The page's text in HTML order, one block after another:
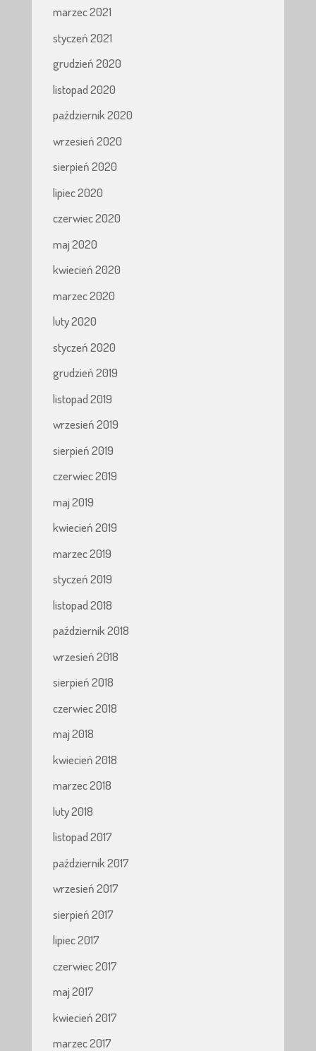
marzec 2021
styczeń 2021
grudzień 2020
listopad 2020
październik 2020
wrzesień 2020
sierpień 2020
lipiec 2020
czerwiec 2020
maj 2020
kwiecień 2020
marzec 2020
luty 2020
styczeń 2020
grudzień 2019
listopad 2019
wrzesień 2019
sierpień 2019
czerwiec 2019
maj 2019
kwiecień 2019
marzec 2019
styczeń 2019
listopad 2018
październik 2018
wrzesień 2018
sierpień 2018
czerwiec 2018
maj 2018
kwiecień 2018
marzec 2018
luty 2018
listopad 2017
październik 2017
wrzesień 2017
sierpień 2017
lipiec 2017
czerwiec 2017
maj 2017
kwiecień 2017
marzec 2017